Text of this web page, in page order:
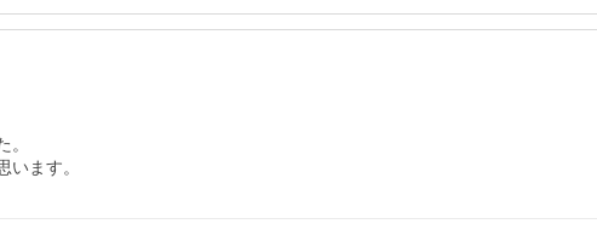
ます。